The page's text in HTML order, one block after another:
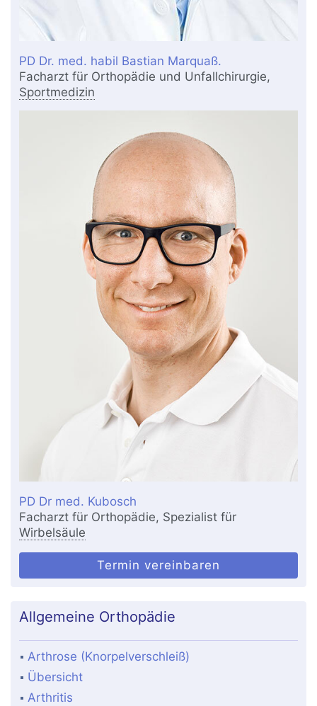
PD Dr. med. habil Bastian Marquaß.
Facharzt für Orthopädie und Unfallchirurgie,
Sportmedizin
PD Dr med. Kubosch
Facharzt für Orthopädie, Spezialist für
Wirbelsäule
Termin vereinbaren
Allgemeine Orthopädie
Arthrose (Knorpelverschleiß)
Übersicht
Arthritis